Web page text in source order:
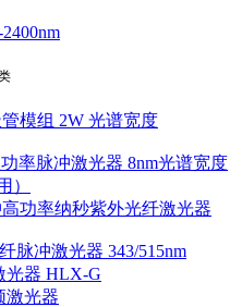
模组 2W 光谱宽度
率脉冲激光器 8nm光谱宽度
）
功率纳秒紫外光纤激光器
脉冲激光器 343/515nm
光器 HLX-G
激光器